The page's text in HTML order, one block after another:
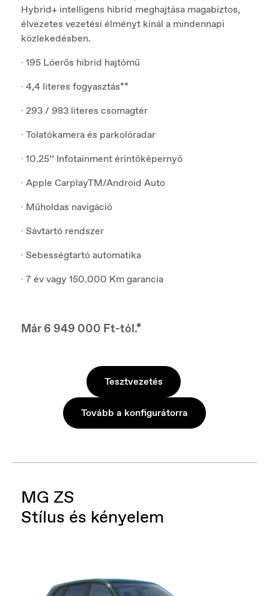
Hybrid+ intelligens hibrid meghajtása magabiztos,
élvezetes vezetési élményt kínál a mindennapi
közlekedésben.
· 195 Lóerős hibrid hajtómű
· 4,4 literes fogyasztás**
· 293 / 983 literes csomagtér
· Tolatókamera és parkolóradar
· 10.25’’ Infotainment érintőképernyő
· Apple CarplayTM/Android Auto
· Műholdas navigáció
· Sávtartó rendszer
· Sebességtartó automatika
· 7 év vagy 150.000 Km garancia
Már 6 949 000 Ft-tól.*
Tesztvezetés
Tovább a konfigurátorra
MG ZS
Stílus és kényelem